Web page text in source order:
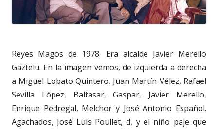
Reyes Magos de 1978. Era alcalde Javier Merello
Gaztelu. En la imagen vemos, de izquierda a derecha
a Miguel Lobato Quintero, Juan Martín Vélez, Rafael
Sevilla López, Baltasar, Gaspar, Javier Merello,
Enrique Pedregal, Melchor y José Antonio Español.
Agachados, José Luis Poullet, d, y el niño paje que